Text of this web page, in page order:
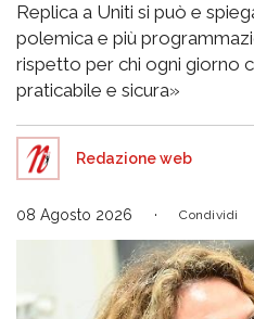
Replica a Uniti si può e
polemica e più
rispetto per chi ogni giorno
praticabile e sicura»
Redazione web
08 Agosto 2026 Condividi